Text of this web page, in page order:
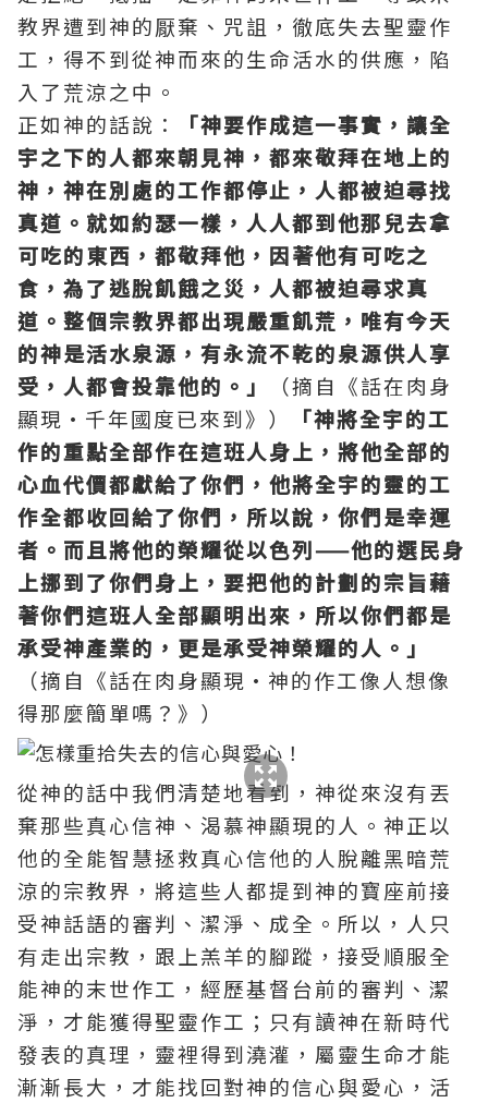
教界遭到神的厭棄、咒詛，徹底失去聖靈作
工，得不到從神而來的生命活水的供應，陷
入了荒涼之中。
正如神的話說：
「神要作成這一事實，讓全
宇之下的人都來朝見神，都來敬拜在地上的
神，神在別處的工作都停止，人都被迫尋找
真道。就如約瑟一樣，人人都到他那兒去拿
可吃的東西，都敬拜他，因著他有可吃之
食，為了逃脫飢餓之災，人都被迫尋求真
道。整個宗教界都出現嚴重飢荒，唯有今天
的神是活水泉源，有永流不乾的泉源供人享
受，人都會投靠他的。」
（摘自《話在肉身
顯現·千年國度已來到》）
「神將全宇的工
作的重點全部作在這班人身上，將他全部的
心血代價都獻給了你們，他將全宇的靈的工
作全都收回給了你們，所以說，你們是幸運
者。而且將他的榮耀從以色列——他的選民身
上挪到了你們身上，要把他的計劃的宗旨藉
著你們這班人全部顯明出來，所以你們都是
承受神產業的，更是承受神榮耀的人。」
（摘自《話在肉身顯現·神的作工像人想像
得那麼簡單嗎？》）
從神的話中我們清楚地看到，神從來沒有丟
棄那些真心信神、渴慕神顯現的人。神正以
他的全能智慧拯救真心信他的人脫離黑暗荒
涼的宗教界，將這些人都提到神的寶座前接
受神話語的審判、潔淨、成全。所以，人只
有走出宗教，跟上羔羊的腳蹤，接受順服全
能神的末世作工，經歷基督台前的審判、潔
淨，才能獲得聖靈作工；只有讀神在新時代
發表的真理，靈裡得到澆灌，屬靈生命才能
漸漸長大，才能找回對神的信心與愛心，活